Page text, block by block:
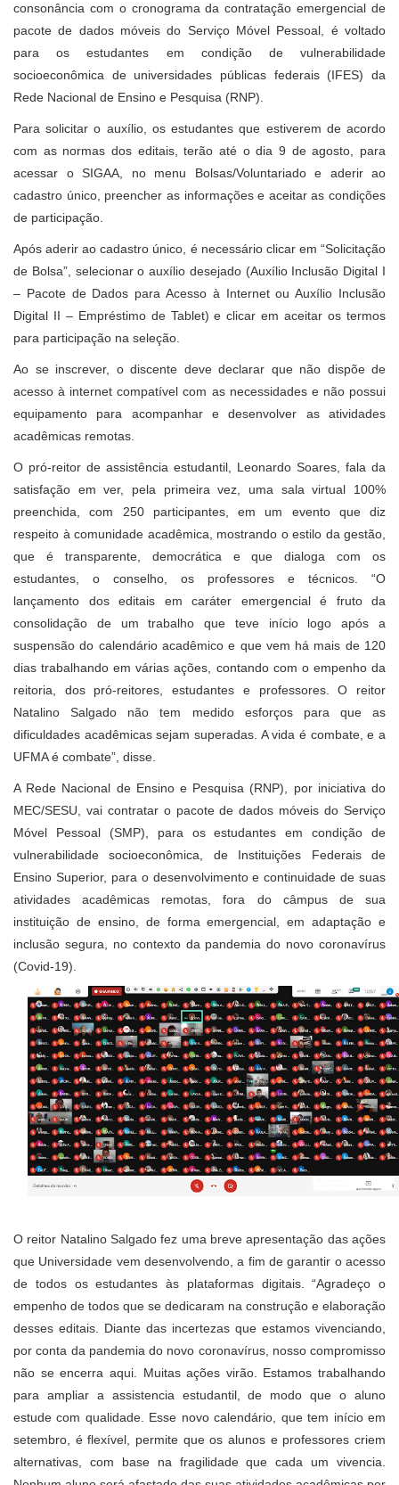
consonância com o cronograma da contratação emergencial de
pacote de dados móveis do Serviço Móvel Pessoal, é voltado
para os estudantes em condição de vulnerabilidade
socioeconômica de universidades públicas federais (IFES) da
Rede Nacional de Ensino e Pesquisa (RNP).
Para solicitar o auxílio, os estudantes que estiverem de acordo
com as normas dos editais, terão até o dia 9 de agosto, para
acessar o SIGAA, no menu Bolsas/Voluntariado e aderir ao
cadastro único, preencher as informações e aceitar as condições
de participação.
Após aderir ao cadastro único, é necessário clicar em “Solicitação
de Bolsa”, selecionar o auxílio desejado (Auxílio Inclusão Digital I
– Pacote de Dados para Acesso à Internet ou Auxílio Inclusão
Digital II – Empréstimo de Tablet) e clicar em aceitar os termos
para participação na seleção.
Ao se inscrever, o discente deve declarar que não dispõe de
acesso à internet compatível com as necessidades e não possui
equipamento para acompanhar e desenvolver as atividades
acadêmicas remotas.
O pró-reitor de assistência estudantil, Leonardo Soares, fala da
satisfação em ver, pela primeira vez, uma sala virtual 100%
preenchida, com 250 participantes, em um evento que diz
respeito à comunidade acadêmica, mostrando o estilo da gestão,
que é transparente, democrática e que dialoga com os
estudantes, o conselho, os professores e técnicos. “O
lançamento dos editais em caráter emergencial é fruto da
consolidação de um trabalho que teve início logo após a
suspensão do calendário acadêmico e que vem há mais de 120
dias trabalhando em várias ações, contando com o empenho da
reitoria, dos pró-reitores, estudantes e professores. O reitor
Natalino Salgado não tem medido esforços para que as
dificuldades acadêmicas sejam superadas. A vida é combate, e a
UFMA é combate”, disse.
A Rede Nacional de Ensino e Pesquisa (RNP), por iniciativa do
MEC/SESU, vai contratar o pacote de dados móveis do Serviço
Móvel Pessoal (SMP), para os estudantes em condição de
vulnerabilidade socioeconômica, de Instituições Federais de
Ensino Superior, para o desenvolvimento e continuidade de suas
atividades acadêmicas remotas, fora do câmpus de sua
instituição de ensino, de forma emergencial, em adaptação e
inclusão segura, no contexto da pandemia do novo coronavírus
(Covid-19).
O reitor Natalino Salgado fez uma breve apresentação das ações
que Universidade vem desenvolvendo, a fim de garantir o acesso
de todos os estudantes às plataformas digitais. “Agradeço o
empenho de todos que se dedicaram na construção e elaboração
desses editais. Diante das incertezas que estamos vivenciando,
por conta da pandemia do novo coronavírus, nosso compromisso
não se encerra aqui. Muitas ações virão. Estamos trabalhando
para ampliar a assistencia estudantil, de modo que o aluno
estude com qualidade. Esse novo calendário, que tem início em
setembro, é flexível, permite que os alunos e professores criem
alternativas, com base na fragilidade que cada um vivencia.